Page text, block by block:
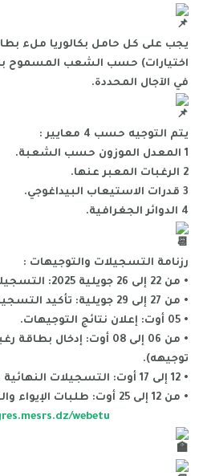
اختيارات) حسب الشعب المسموح
في الآجال المحددة.
يتم التوجيه حسب 4 معايير :
1 المعدل الموزون حسب الشعبة.
2 الرغبات المعبر عنها.
3 قدرات الاستيعاب البيداغوجي.
4 الدوائر الجغرافية.
رزنامة التسجيلات والتوجيهات :
• من 22 إلى 26 جويلية 2025: التسجيلات الأولية.
• من 27 إلى 29 جويلية: تأكيد التسجيلات.
• 05 أوت: إعلان نتائج التوجيهات.
• من 06 إلى 08 أوت: إدخال
توجيهه).
• 12 إلى 17 أوت: التسجيلات النهائية ودفع الحقوق.
• من 12 إلى 25 أوت: طلبات الإيواء والنقل والمنحة عبر منصة
webetu